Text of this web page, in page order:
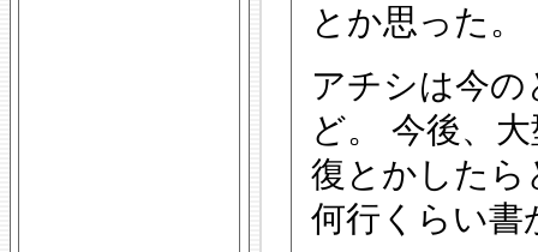
とか思った。
アチシは今
ど。 今後、
復とかしたら
何行くらい書